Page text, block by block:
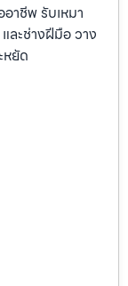
าชีพ รับเหมา
ะช่างฝีมือ วาง
หยัด